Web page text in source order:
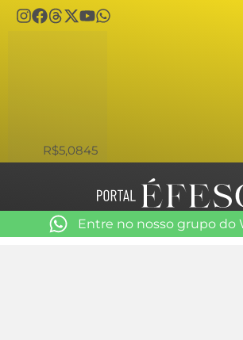
R$5,0845
Entre no nosso grupo do